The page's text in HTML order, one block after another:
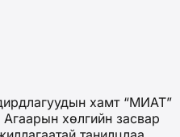
хамт “МИАТ”
хөлгийн засвар